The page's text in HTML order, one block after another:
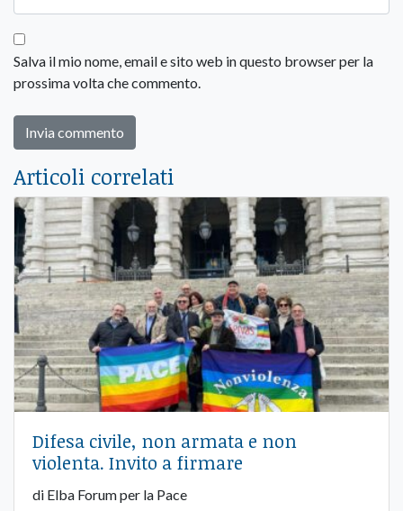
Salva il mio nome, email e sito web in questo browser per la
prossima volta che commento.
Articoli correlati
Difesa civile, non armata e non
violenta. Invito a firmare
di Elba Forum per la Pace